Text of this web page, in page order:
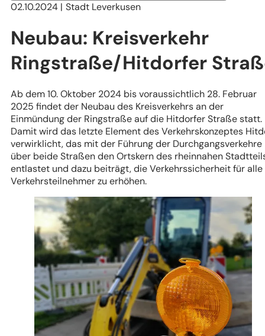
02.10.2024 Stadt Leverkusen
Neubau: Kreisverkehr
Ringstraße/Hitdorfer
Ab dem 10. Oktober 2024 bis voraussichtlich 28. Februar
2025 findet der Neubau des Kreisverkehrs an der
Einmündung der Ringstraße auf die Hitdorfer Straße statt.
Damit wird das letzte Element des Verkehrskonzeptes
verwirklicht, das mit der Führung der Durchgangsverkehre
über beide Straßen den Ortskern des rheinnahen
entlastet und dazu beiträgt, die Verkehrssicherheit für alle
Verkehrsteilnehmer zu erhöhen.